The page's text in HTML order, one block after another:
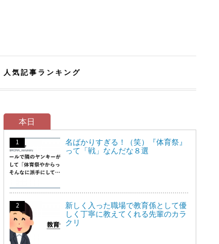
人気記事ランキング
本日
名ばかりすぎる！（笑）『体育祭』
って「戦」なんだな８選
新しく入った職場で教育係として優
しく丁寧に教えてくれる先輩のカラ
クリ